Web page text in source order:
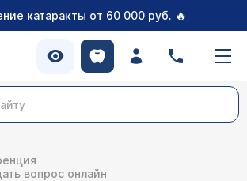
катаракты от 60 000 руб. 🔥
вопрос онлайн